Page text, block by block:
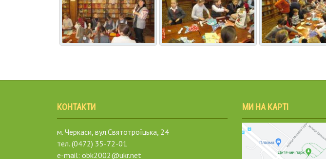
КОНТАКТИ
м. Черкаси, вул.Святотроїцька, 24
тел. (0472) 35-72-01
e-mail: obk2002@ukr.net
МИ НА КАРТІ